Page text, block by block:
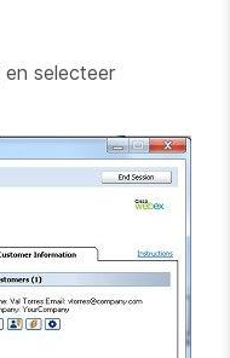
en selecteer